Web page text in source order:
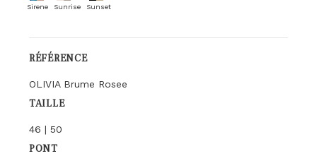
Sirene Sunrise Sunset
RÉFÉRENCE
OLIVIA Brume Rosee
TAILLE
46 | 50
PONT